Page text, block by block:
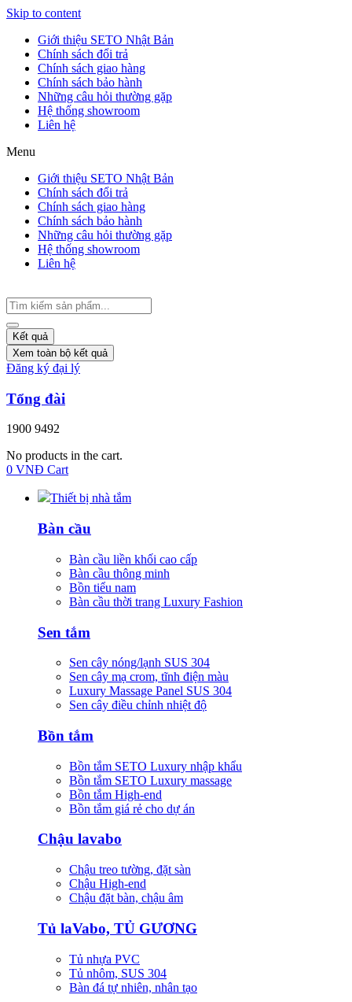
Skip to content
Giới thiệu SETO Nhật Bản
Chính sách đổi trả
Chính sách giao hàng
Chính sách bảo hành
Những câu hỏi thường gặp
Hệ thống showroom
Liên hệ
Menu
Giới thiệu SETO Nhật Bản
Chính sách đổi trả
Chính sách giao hàng
Chính sách bảo hành
Những câu hỏi thường gặp
Hệ thống showroom
Liên hệ
Kết quả
Xem toàn bộ kết quả
Đăng ký đại lý
Tổng đài
1900 9492
No products in the cart.
0 VNĐ Cart
Thiết bị nhà tắm
Bàn cầu
Bàn cầu liền khối cao cấp
Bàn cầu thông minh
Bồn tiểu nam
Bàn cầu thời trang Luxury Fashion
Sen tắm
Sen cây nóng/lạnh SUS 304
Sen cây mạ crom, tĩnh điện màu
Luxury Massage Panel SUS 304
Sen cây điều chỉnh nhiệt độ
Bồn tắm
Bồn tắm SETO Luxury nhập khẩu
Bồn tắm SETO Luxury massage
Bồn tắm High-end
Bồn tắm giá rẻ cho dự án
Chậu lavabo
Chậu treo tường, đặt sàn
Chậu High-end
Chậu đặt bàn, chậu âm
Tủ laVabo, TỦ GƯƠNG
Tủ nhựa PVC
Tủ nhôm, SUS 304
Bàn đá tự nhiên, nhân tạo